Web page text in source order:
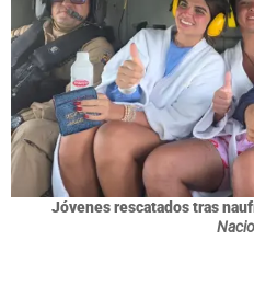
Jóvenes rescatados tras